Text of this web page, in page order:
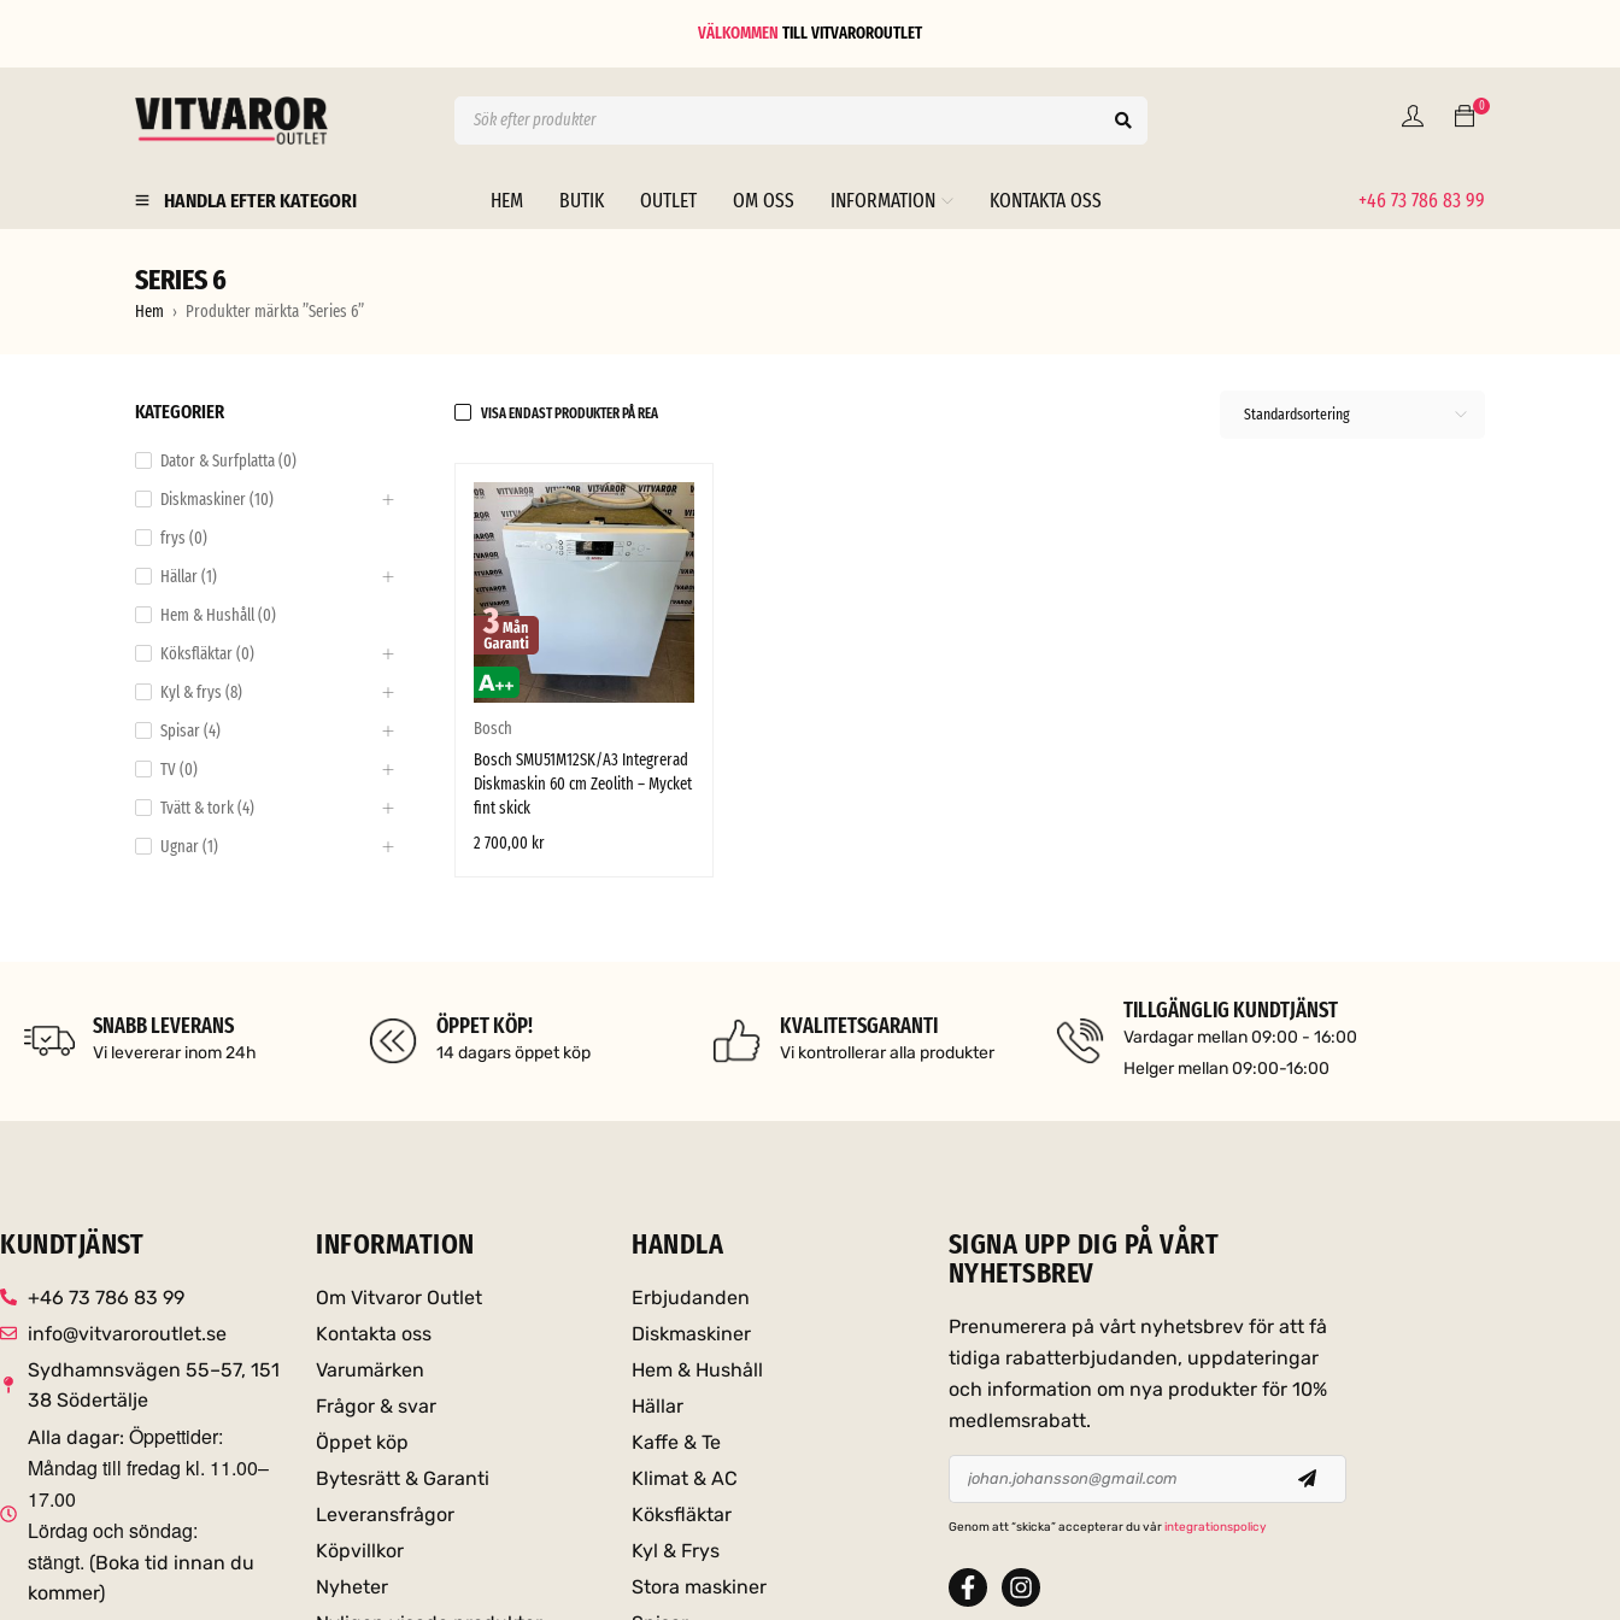
VÄLKOMMEN TILLVITVAROROUTLET
0
HANDLA EFTER KATEGORI HEM BUTIK OUTLET OM OSS INFORMATION KONTAKTA OSS +46 73 786 83 99
SERIES 6
Hem › Produkter märkta ”Series 6”
KATEGORIER
Dator & Surfplatta (0)
Diskmaskiner (10)
frys (0)
Hällar (1)
Hem & Hushåll (0)
Köksfläktar (0)
Kyl & frys (8)
Spisar (4)
TV (0)
Tvätt & tork (4)
Ugnar (1)
Standardsortering
VISA ENDAST PRODUKTER PÅ REA
Bosch
Bosch SMU51M12SK/A3 Integrerad
Diskmaskin 60 cm Zeolith – Mycket
fint skick
2 700,00 kr
SNABB LEVERANS
Vi levererar inom 24h
ÖPPET KÖP!
14 dagars öppet köp
KVALITETSGARANTI
Vi kontrollerar alla produkter
TILLGÄNGLIG KUNDTJÄNST
Vardagar mellan 09:00 - 16:00
Helger mellan 09:00-16:00
KUNDTJÄNST
+46 73 786 83 99
info@vitvaroroutlet.se
Sydhamnsvägen 55–57, 151
38 Södertälje
Alla dagar: Öppettider:
Måndag till fredag kl. 11.00–
17.00
Lördag och söndag:
stängt. (Boka tid innan du
kommer)
INFORMATION
Om Vitvaror Outlet
Kontakta oss
Varumärken
Frågor & svar
Öppet köp
Bytesrätt & Garanti
Leveransfrågor
Köpvillkor
Nyheter
HANDLA
Erbjudanden
Diskmaskiner
Hem & Hushåll
Hällar
Kaffe & Te
Klimat & AC
Köksfläktar
Kyl & Frys
Stora maskiner
SIGNA UPP DIG PÅ VÅRT
NYHETSBREV
Prenumerera på vårt nyhetsbrev för att få
tidiga rabatterbjudanden, uppdateringar
och information om nya produkter för 10%
medlemsrabatt.
Genom att “skicka” accepterar du vårintegrationspolicy